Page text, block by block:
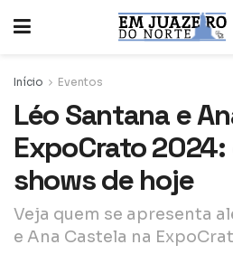
Início Eventos
Léo Santana e
ExpoCrato
shows de hoje
Veja quem se apresenta
e Ana Castela na